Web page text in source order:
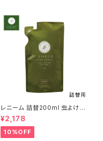
レニーム 詰替200ml 虫よけ&
毛艶スプレー
¥2,178
10%OFF